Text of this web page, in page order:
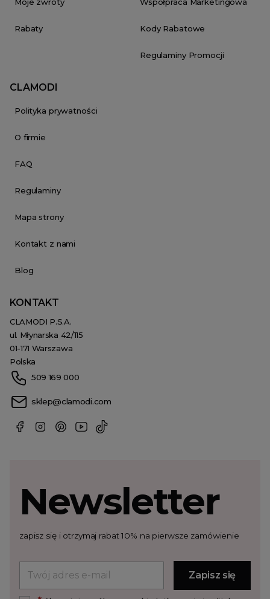
Rabaty Kody Rabatowe
Regulaminy Promocji
CLAMODI
Polityka prywatności
O firmie
FAQ
Regulaminy
Mapa strony
Kontakt z nami
Blog
KONTAKT
CLAMODI P.S.A.
ul. Młynarska 42/115
01-171 Warszawa
Polska
509 169 000
sklep@clamodi.com
Newsletter
zapisz się i otrzymaj rabat 10% na pierwsze zamówienie